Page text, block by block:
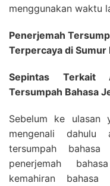
menggunakan waktu
Penerjemah
Terpercaya di
Sepintas Terkait
Tersumpah Bahasa
Sebelum ke ulasan
mengenali dahulu
tersumpah bahasa
penerjemah
kemahiran